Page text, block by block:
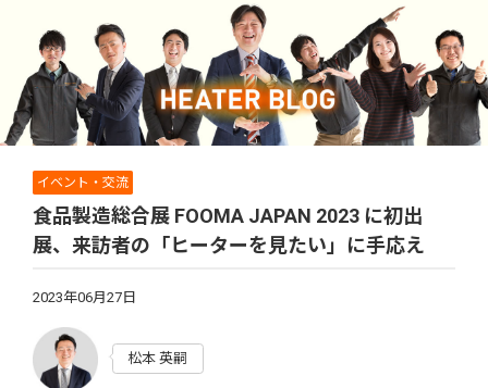
ハ
イ
イベント・交流
食品製造総合展 FOOMA JAPAN 2023 に初出
展、来訪者の「ヒーターを見たい」に手応え
2023年06月27日
松本 英嗣